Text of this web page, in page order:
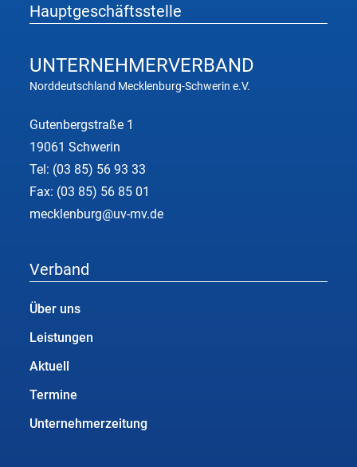
Hauptgeschäftsstelle
UNTERNEHMERVERBAND
Norddeutschland Mecklenburg-Schwerin e.V.
Gutenbergstraße 1
19061 Schwerin
Tel: (03 85) 56 93 33
Fax: (03 85) 56 85 01
mecklenburg@uv-mv.de
Verband
Über uns
Leistungen
Aktuell
Termine
Unternehmerzeitung